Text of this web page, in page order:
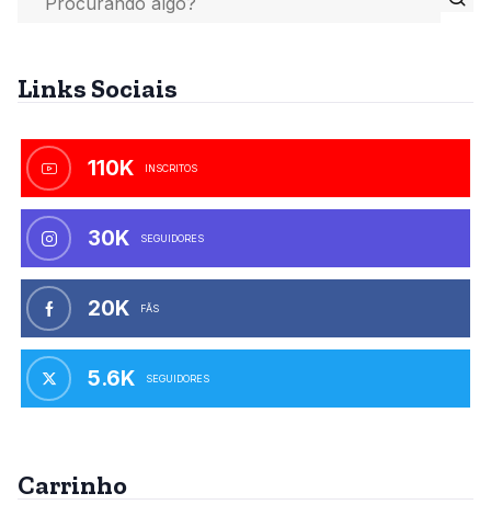
Links Sociais
110K INSCRITOS
30K SEGUIDORES
20K FÃS
5.6K SEGUIDORES
Carrinho